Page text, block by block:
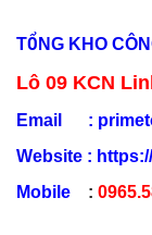
TỔNG KHO
Lô 09 KCN
Email :
Website :
Mobile :